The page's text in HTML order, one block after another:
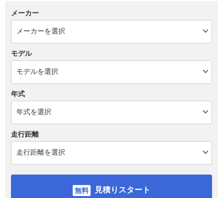
メーカー
モデル
年式
走行距離
見積りスタート